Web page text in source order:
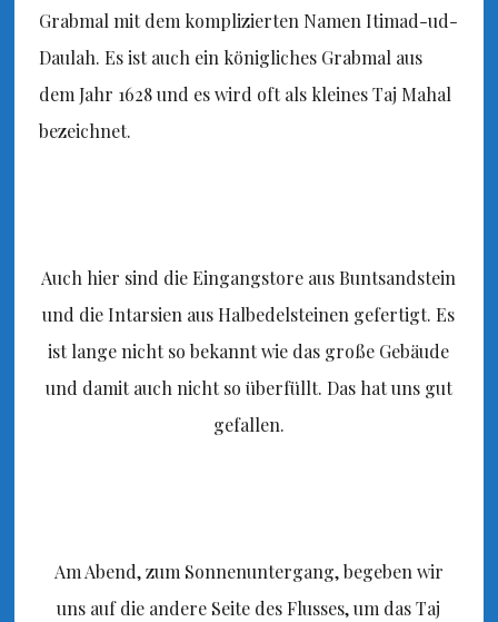
Grabmal mit dem komplizierten Namen Itimad-ud-
Daulah. Es ist auch ein königliches Grabmal aus
dem Jahr 1628 und es wird oft als kleines Taj Mahal
bezeichnet.
Auch hier sind die Eingangstore aus Buntsandstein
und die Intarsien aus Halbedelsteinen gefertigt. Es
ist lange nicht so bekannt wie das große Gebäude
und damit auch nicht so überfüllt. Das hat uns gut
gefallen.
Am Abend, zum Sonnenuntergang, begeben wir
uns auf die andere Seite des Flusses, um das Taj